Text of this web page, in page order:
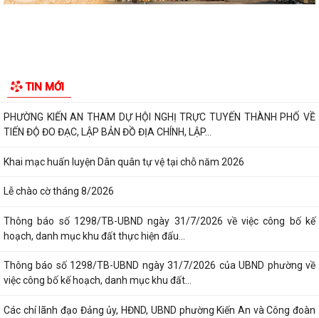
TIN MỚI
phường tại tổ dân phố Lãm Khê (giáp...
PHƯỜNG KIẾN AN THAM DỰ HỘI NGHỊ TRỰC TUYẾN THÀNH PHỐ VỀ
TIẾN ĐỘ ĐO ĐẠC, LẬP BẢN ĐỒ ĐỊA CHÍNH, LẬP...
Khai mạc huấn luyện Dân quân tự vệ tại chỗ năm 2026
Lễ chào cờ tháng 8/2026
Thông báo số 1298/TB-UBND ngày 31/7/2026 về việc công bố kế
hoạch, danh mục khu đất thực hiện đấu...
Thông báo số 1298/TB-UBND ngày 31/7/2026 của UBND phường về
việc công bố kế hoạch, danh mục khu đất...
Các chí lãnh đạo Đảng ủy, HĐND, UBND phường Kiến An và Công đoàn